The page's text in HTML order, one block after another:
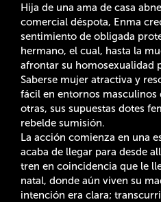
Hija de una ama de casa
comercial déspota, Enma
sentimiento de obligada
hermano, el cual, hasta la
afrontar su homosexualidad
Saberse mujer atractiva y
fácil en entornos
otras, sus supuestas dotes
rebelde sumisión.
La acción comienza en una
acaba de llegar para desde
tren en coincidencia que le
natal, donde aún viven su
intención era clara;